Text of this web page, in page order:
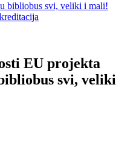
bibliobus svi, veliki i mali!
EU projekta
svi,